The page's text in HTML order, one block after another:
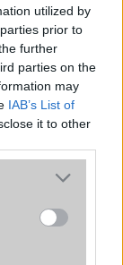
utilized by
prior to
further
parties on the
may
IAB’s List of
it to other
more Google
may click to
tags to
below Google